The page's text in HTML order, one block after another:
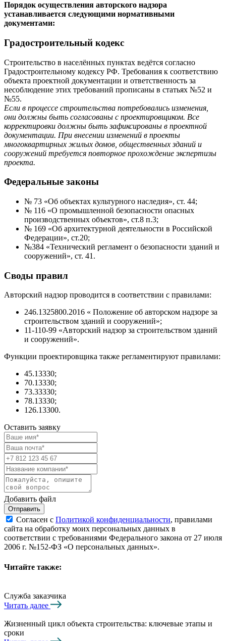
Порядок осуществления авторского надзора
устанавливается следующими нормативными
документами:
Градостроительный кодекс
Строительство в населённых пунктах ведётся согласно
Градостроительному кодексу РФ. Требования к соответствию
объекта проектной документации и ответственность за
несоблюдение этих требований прописаны в статьях №52 и
№55.
Если в процессе строительства потребовались изменения,
они должны быть согласованы с проектировщиком. Все
корректировки должны быть зафиксированы в проектной
документации. При внесении изменений в проекты
многоквартирных жилых домов, общественных зданий и
сооружений требуется повторное прохождение экспертизы
проекта.
Федеральные законы
№ 73 «Об объектах культурного наследия», ст. 44;
№ 116 «О промышленной безопасности опасных
производственных объектов», ст.8 п.3;
№ 169 «Об архитектурной деятельности в Российской
Федерации», ст.20;
№384 «Технический регламент о безопасности зданий и
сооружений», ст. 41.
Своды правил
Авторский надзор проводится в соответствии с правилами:
246.1325800.2016 « Положение об авторском надзоре за
строительством зданий и сооружений»;
11-110-99 «Авторский надзор за строительством зданий
и сооружений».
Функции проектировщика также регламентируют правилами:
45.13330;
70.13330;
73.33330;
78.13330;
126.13300.
Оставить заявку
Добавить файл
Отправить
Согласен с Политикой конфиденциальности, правилами
сайта на обработку моих персональных данных в
соответствии с требованиями Федерального закона от 27 июля
2006 г. №152-ФЗ «О персональных данных».
Читайте также:
Служба заказчика
Читать далее
Жизненный цикл объекта строительства: ключевые этапы и
сроки